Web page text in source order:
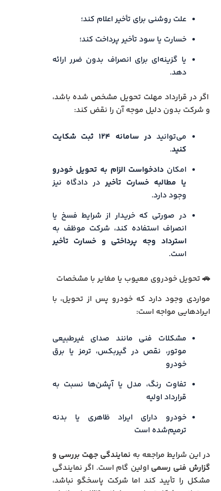
علت روشنی برای تأخیر اعلام کند؛
خسارت یا سود تأخیر پرداخت کند؛
یا گزینه‌ای برای انصراف بدون ضرر ارائه
دهد.
اگر در قرارداد مهلت تحویل مشخص شده باشد،
و شرکت بدون دلیل موجه آن را نقض کند:
می‌توانید
در سامانه ۱۲۴ ثبت شکایت
کنید.
امکاندادخواست الزام به تحویل خودرو
یا مطالبه خسارت تأخیردر دادگاه نیز
وجود دارد.
در صورتی که خریدار از شرایط فسخ یا
انصراف استفاده کند، شرکت موظف به
استرداد وجه پرداختی و خسارت تأخیر
است.
🚗 تحویل خودروی معیوب یا مغایر با مشخصات
مواردی وجود دارد که خودرو پس از تحویل، با
ایرادهایی مواجه است:
مشکلات فنی مانند صدای غیرطبیعی
موتور، نقص در گیربکس، ترمز یا برق
خودرو
تفاوت رنگ، مدل یا آپشن‌ها نسبت به
قرارداد اولیه
خودرو دارای ایراد ظاهری یا بدنه
ترمیم‌شده است
در این شرایط مراجعه به نمایندگی جهت بررسی و
گزارش فنی رسمی اولین گام است. اگر نمایندگی
مشکل را تأیید کند اما شرکت پاسخگو نباشد،